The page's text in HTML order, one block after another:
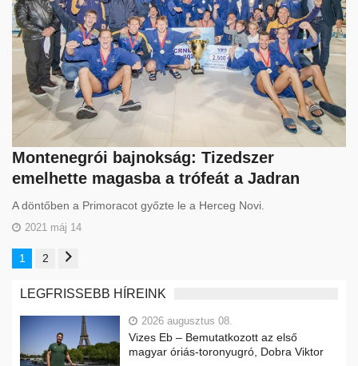
Montenegrói bajnokság: Tizedszer
emelhette magasba a trófeát a Jadran
A döntőben a Primoracot győzte le a Herceg Novi.
2021 máj 14
1 2
LEGFRISSEBB HÍREINK
2026 augusztus 08.
Vizes Eb – Bemutatkozott az első
magyar óriás-toronyugró, Dobra Viktor